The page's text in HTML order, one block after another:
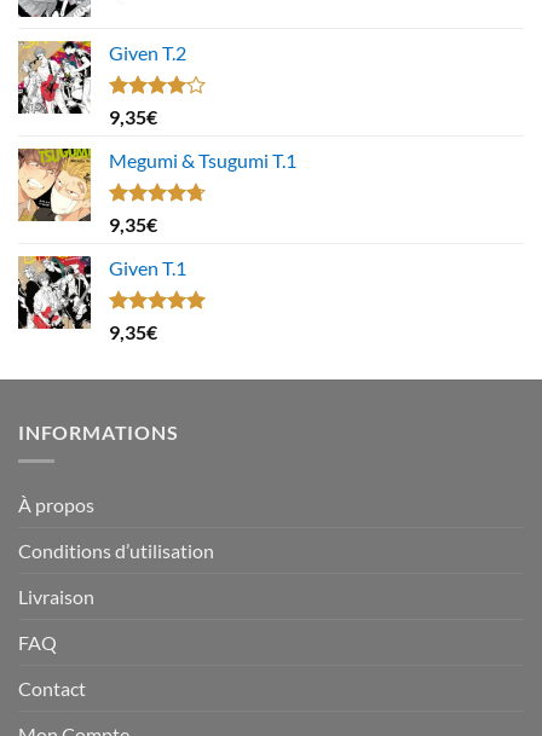
Given T.2
Note
4.00
5
9,35€
Megumi & Tsugumi T.1
Note4.67
sur 5
9,35€
Given T.1
Note5.00
sur 5
9,35€
INFORMATIONS
À propos
Conditions d’utilisation
Livraison
FAQ
Contact